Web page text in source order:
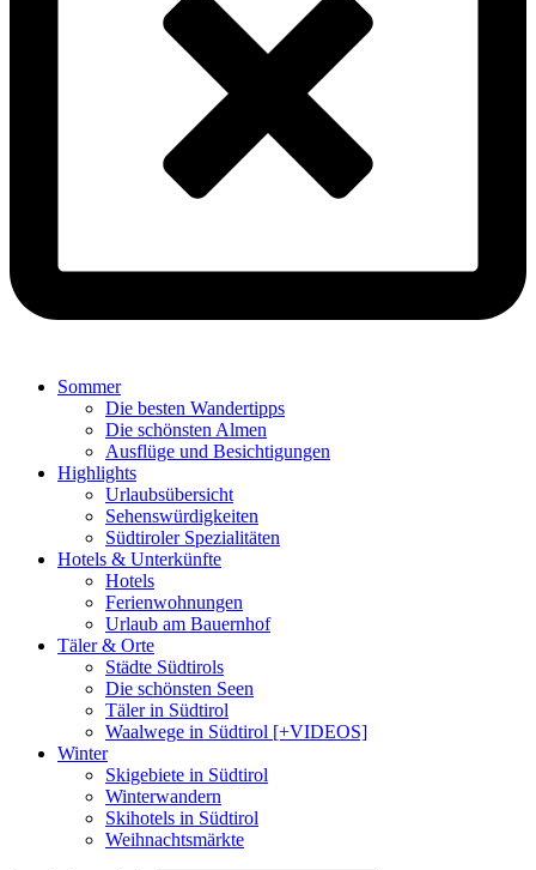
Sommer
Die besten Wandertipps
Die schönsten Almen
Ausflüge und Besichtigungen
Highlights
Urlaubsübersicht
Sehenswürdigkeiten
Südtiroler Spezialitäten
Hotels & Unterkünfte
Hotels
Ferienwohnungen
Urlaub am Bauernhof
Täler & Orte
Städte Südtirols
Die schönsten Seen
Täler in Südtirol
Waalwege in Südtirol [+VIDEOS]
Winter
Skigebiete in Südtirol
Winterwandern
Skihotels in Südtirol
Weihnachtsmärkte